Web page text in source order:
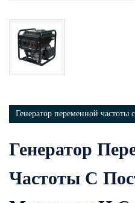
Генератор переменной
Генератор
Частоты С